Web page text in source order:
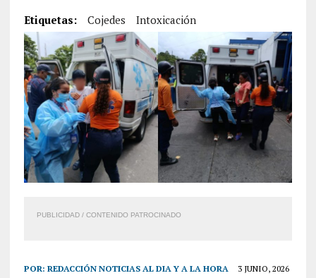
Etiquetas: Cojedes Intoxicación
PUBLICIDAD / CONTENIDO PATROCINADO
POR: REDACCIÓN NOTICIAS AL DIA Y A LA HORA 3 JUNIO, 2026